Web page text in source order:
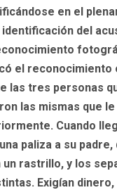
en el
del
el reconocimiento
las tres personas
las mismas que
Cuando
paliza a su
rastrillo, y los
Exigían